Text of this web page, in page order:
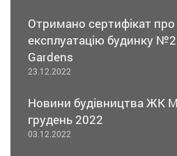
Отримано сертифікат
експлуатацію будинку
Gardens
23.12.2022
Новини будівництва ЖК
грудень 2022
03.12.2022